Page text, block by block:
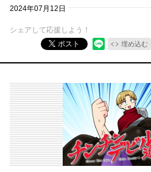
2024年07月12日
シェアして応援しよう！
ポスト
埋め込む